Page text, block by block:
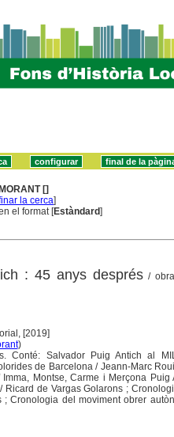
[]
la cerca]
el format [Estàndard]
: 45 anys després/ obra
[2019]
)
Conté: Salvador Puig Antich al
de Barcelona / Jeann-Marc
Montse, Carme i Merçona
Ricard de Vargas Golarons ;
; Cronologia del moviment obrer